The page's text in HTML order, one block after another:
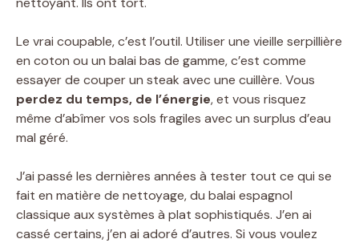
Le vrai coupable, c’est l’outil. Utiliser une vieille serpillière
en coton ou un balai bas de gamme, c’est comme
essayer de couper un steak avec une cuillère. Vous
perdez du temps, de l’énergie, et vous risquez
même d’abîmer vos sols fragiles avec un surplus d’eau
mal géré.
J’ai passé les dernières années à tester tout ce qui se
fait en matière de nettoyage, du balai espagnol
classique aux systèmes à plat sophistiqués. J’en ai
cassé certains, j’en ai adoré d’autres. Si vous voulez